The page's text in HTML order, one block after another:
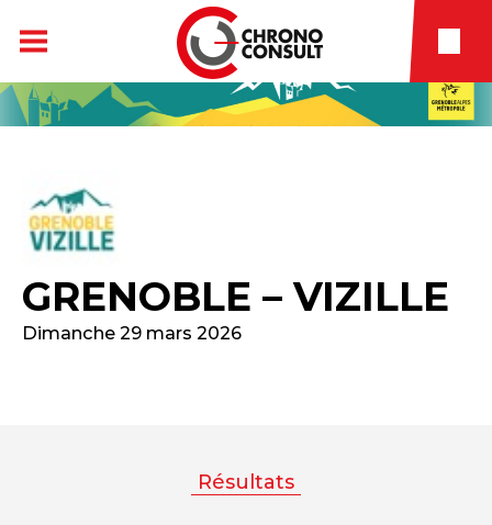
GRENOBLE – VIZILLE
Dimanche 29 mars 2026
Résultats